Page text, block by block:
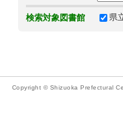
検索対象図書館 県
Copyright © Shizuoka Prefectural